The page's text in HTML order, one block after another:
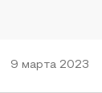
9 марта 2023